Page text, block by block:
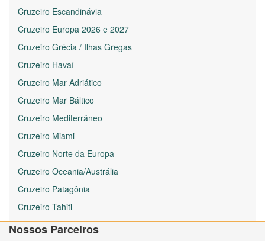
Cruzeiro Escandinávia
Cruzeiro Europa 2026 e 2027
Cruzeiro Grécia / Ilhas Gregas
Cruzeiro Havaí
Cruzeiro Mar Adriático
Cruzeiro Mar Báltico
Cruzeiro Mediterrâneo
Cruzeiro Miami
Cruzeiro Norte da Europa
Cruzeiro Oceania/Austrália
Cruzeiro Patagônia
Cruzeiro Tahiti
Nossos Parceiros